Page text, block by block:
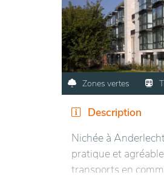
Zones vertes
Description
Nichée à
pratique et
transports en